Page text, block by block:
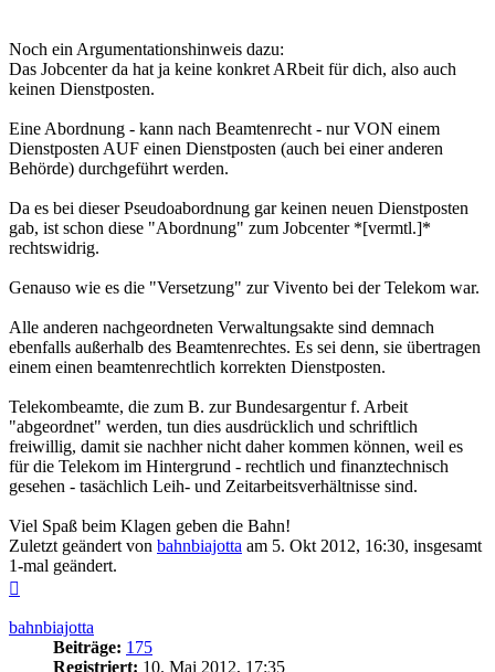
Noch ein Argumentationshinweis dazu:
Das Jobcenter da hat ja keine konkret ARbeit für dich, also auch
keinen Dienstposten.
Eine Abordnung - kann nach Beamtenrecht - nur VON einem
Dienstposten AUF einen Dienstposten (auch bei einer anderen
Behörde) durchgeführt werden.
Da es bei dieser Pseudoabordnung gar keinen neuen Dienstposten
gab, ist schon diese "Abordnung" zum Jobcenter *[vermtl.]*
rechtswidrig.
Genauso wie es die "Versetzung" zur Vivento bei der Telekom war.
Alle anderen nachgeordneten Verwaltungsakte sind demnach
ebenfalls außerhalb des Beamtenrechtes. Es sei denn, sie übertragen
einem einen beamtenrechtlich korrekten Dienstposten.
Telekombeamte, die zum B. zur Bundesargentur f. Arbeit
"abgeordnet" werden, tun dies ausdrücklich und schriftlich
freiwillig, damit sie nachher nicht daher kommen können, weil es
für die Telekom im Hintergrund - rechtlich und finanztechnisch
gesehen - tasächlich Leih- und Zeitarbeitsverhältnisse sind.
Viel Spaß beim Klagen geben die Bahn!
Zuletzt geändert von bahnbiajotta am 5. Okt 2012, 16:30, insgesamt
1-mal geändert.
bahnbiajotta
Beiträge: 175
Registriert: 10. Mai 2012, 17:35